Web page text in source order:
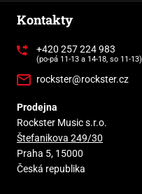
Kontakty
+420 257 224 983
(po-pá 11-13 a 14-18, so 11-13)
rockster@rockster.cz
Prodejna
Rockster Music s.r.o.
Štefanikova 249/30
Praha 5, 15000
Česká republika